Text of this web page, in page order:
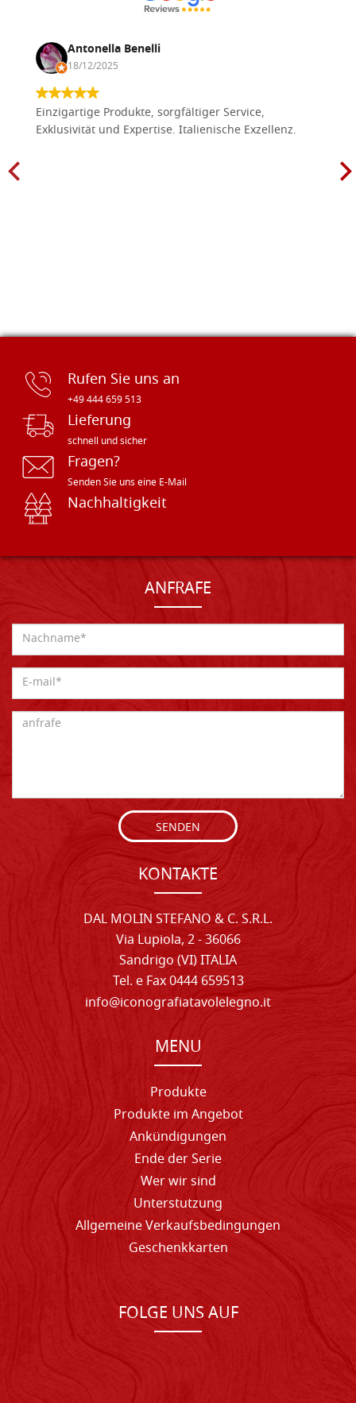
Antonella Benelli
18/12/2025
Einzigartige Produkte, sorgfältiger Service,
Exklusivität und Expertise. Italienische Exzellenz.
Rufen Sie uns an
+49 444 659 513
Lieferung
schnell und sicher
Fragen?
Senden Sie uns eine E-Mail
Nachhaltigkeit
ANFRAFE
SENDEN
KONTAKTE
DAL MOLIN STEFANO & C. S.R.L.
Via Lupiola, 2 - 36066
Sandrigo (VI) ITALIA
Tel. e Fax 0444 659513
info@iconografiatavolelegno.it
MENU
Produkte
Produkte im Angebot
Ankündigungen
Ende der Serie
Wer wir sind
Unterstutzung
Allgemeine Verkaufsbedingungen
Geschenkkarten
FOLGE UNS AUF